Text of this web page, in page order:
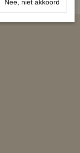
Nee, niet akkoord